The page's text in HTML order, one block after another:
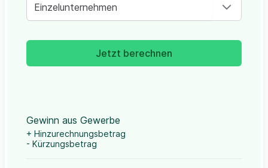
Einzelunternehmen
Jetzt berechnen
Gewinn aus Gewerbe
+ Hinzurechnungsbetrag
- Kürzungsbetrag